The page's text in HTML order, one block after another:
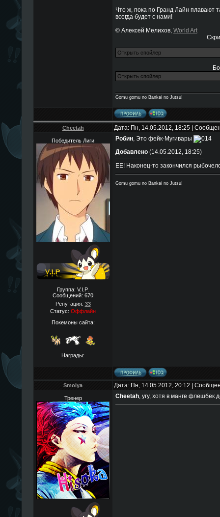
Что ж, пока по Гранд Лайн плавают
всегда будет с нами!
© Алексей Мелихов, World Art
Gomu gomu no Bankai no Jutsu!
Cheetah Дата: Пн, 14.05.2012, 18:25 |
Победитель Лиги
Группа: V.I.P.
Сообщений: 670
Репутация: 33
Статус: Оффлайн
Покемоны сайта:
Награды:
Робин, Это фейк-Мугивары
Добавлено(14.05.2012, 18:25)
---------------------------------------------
ЕЕ! Наконец-то закончился
Gomu gomu no Bankai no Jutsu!
Smolya Дата: Пн, 14.05.2012, 20:12 |
Тренер Cheetah, угу, хотя в манге флешбек